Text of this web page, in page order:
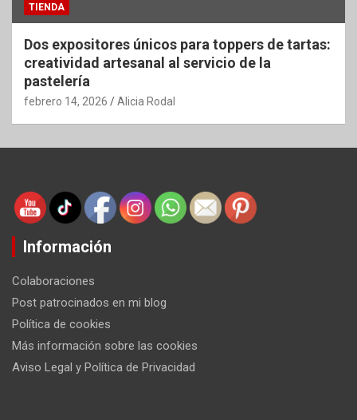
TIENDA
Dos expositores únicos para toppers de tartas:
creatividad artesanal al servicio de la
pastelería
febrero 14, 2026 Alicia Rodal
Información
Colaboraciones
Post patrocinados en mi blog
Política de cookies
Más información sobre las cookies
Aviso Legal y Política de Privacidad